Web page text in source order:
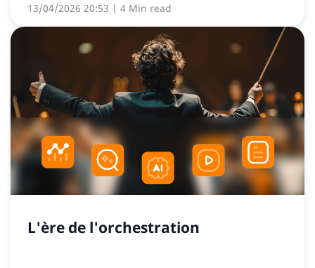
13/04/2026 20:53 | 4 Min read
L'ère de l'orchestration